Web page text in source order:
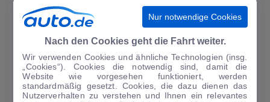
1|11
Nur notwendige Cookies
Nach den Cookies geht die Fahrt weiter.
Wir verwenden Cookies und ähnliche Technologien (insg.
„Cookies“). Cookies die notwendig sind, damit die
Website wie vorgesehen funktioniert, werden
standardmäßig gesetzt. Cookies, die dazu dienen das
Nutzerverhalten zu verstehen und Ihnen ein relevantes